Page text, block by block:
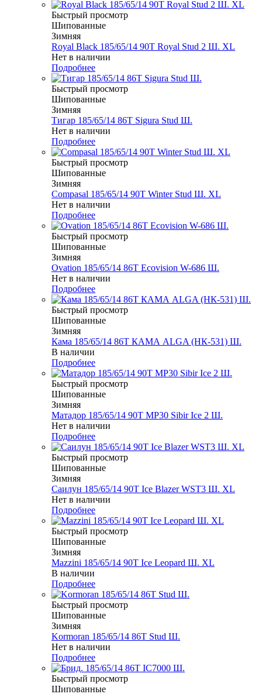
Быстрый просмотр
Шипованные
Зимняя
Royal Black 185/65/14 90T Royal Stud 2 Ш. XL
Нет в наличии
Подробнее
Быстрый просмотр
Шипованные
Зимняя
Тигар 185/65/14 86T Sigura Stud Ш.
Нет в наличии
Подробнее
Быстрый просмотр
Шипованные
Зимняя
Compasal 185/65/14 90T Winter Stud Ш. XL
Нет в наличии
Подробнее
Быстрый просмотр
Шипованные
Зимняя
Ovation 185/65/14 86T Ecovision W-686 Ш.
Нет в наличии
Подробнее
Быстрый просмотр
Шипованные
Зимняя
Кама 185/65/14 86T КАМА ALGA (НК-531) Ш.
В наличии
Подробнее
Быстрый просмотр
Шипованные
Зимняя
Матадор 185/65/14 90T MP30 Sibir Ice 2 Ш.
Нет в наличии
Подробнее
Быстрый просмотр
Шипованные
Зимняя
Саилун 185/65/14 90T Ice Blazer WST3 Ш. XL
Нет в наличии
Подробнее
Быстрый просмотр
Шипованные
Зимняя
Mazzini 185/65/14 90T Ice Leopard Ш. XL
В наличии
Подробнее
Быстрый просмотр
Шипованные
Зимняя
Kormoran 185/65/14 86T Stud Ш.
Нет в наличии
Подробнее
Быстрый просмотр
Шипованные